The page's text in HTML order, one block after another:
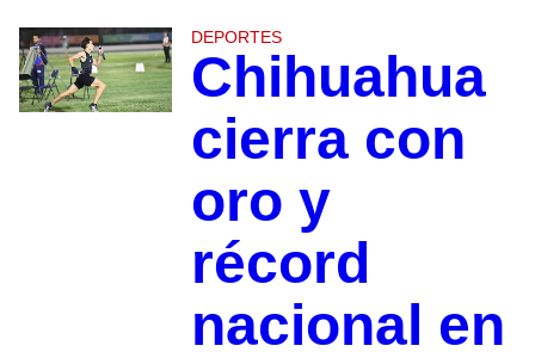
DEPORTES
Chihuahua
cierra con
oro y
récord
nacional en